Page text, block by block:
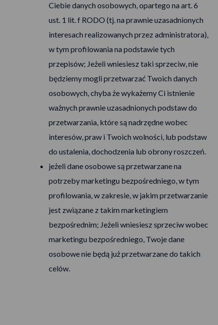
Ciebie danych osobowych, opartego na art. 6
ust. 1 lit. f RODO (tj. na prawnie uzasadnionych
interesach realizowanych przez administratora),
w tym profilowania na podstawie tych
przepisów; Jeżeli wniesiesz taki sprzeciw, nie
będziemy mogli przetwarzać Twoich danych
osobowych, chyba że wykażemy Ci istnienie
ważnych prawnie uzasadnionych podstaw do
przetwarzania, które są nadrzędne wobec
interesów, praw i Twoich wolności, lub podstaw
do ustalenia, dochodzenia lub obrony roszczeń.
jeżeli dane osobowe są przetwarzane na
potrzeby marketingu bezpośredniego, w tym
profilowania, w zakresie, w jakim przetwarzanie
jest związane z takim marketingiem
bezpośrednim; Jeżeli wniesiesz sprzeciw wobec
marketingu bezpośredniego, Twoje dane
osobowe nie będą już przetwarzane do takich
celów.